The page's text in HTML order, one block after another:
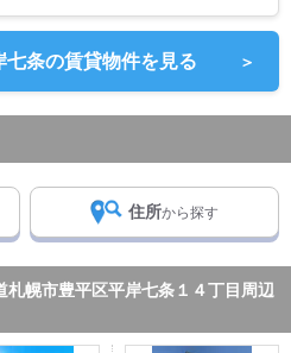
条の賃貸物件を見る ＞
住所から探す
札幌市豊平区平岸七条１４丁目周辺